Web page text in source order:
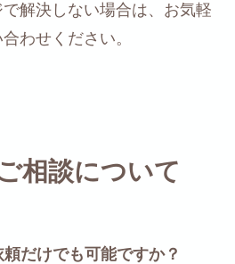
解決しない場合は、お気軽
わせください。
相談について
だけでも可能ですか？